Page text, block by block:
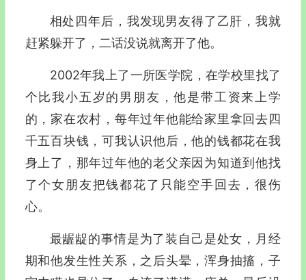
相处四年后，我发现男友得了乙肝，我就
赶紧躲开了，二话没说就离开了他。
2002年我上了一所医学院，在学校里找了
个比我小五岁的男朋友，他是带工资来上学
的，家在农村，每年过年他能给家里拿回去四
千五百块钱，可我认识他后，他的钱都花在我
身上了，那年过年他的老父亲因为知道到他找
了个女朋友把钱都花了只能空手回去，很伤
心。
最龌龊的事情是为了装自己是处女，月经
期和他发生性关系，之后头晕，浑身抽搐，子